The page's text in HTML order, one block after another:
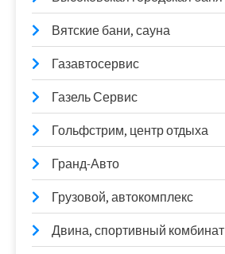
Вятские бани, сауна
Газавтосервис
Газель Сервис
Гольфстрим, центр отдыха
Гранд-Авто
Грузовой, автокомплекс
Двина, спортивный комбинат